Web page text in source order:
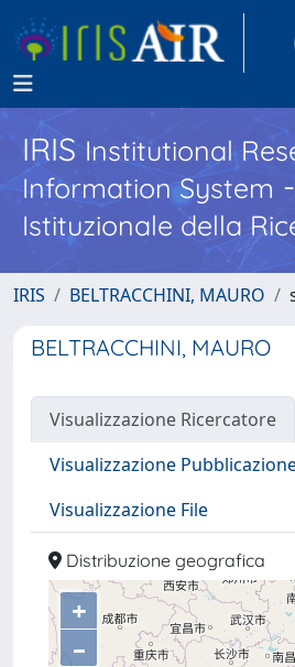
IRISInstitutional
Information System
Istituzionale della
IRIS BELTRACCHINI, MAURO
BELTRACCHINI, MAURO
Visualizzazione Ricercatore
Visualizzazione
Visualizzazione File
Distribuzione geografica
+
–